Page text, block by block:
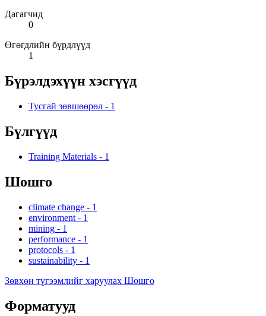
Дагагчид
0
Өгөгдлийн бүрдлүүд
1
Бүрэлдэхүүн хэсгүүд
Тусгай зөвшөөрөл - 1
Бүлгүүд
Training Materials - 1
Шошго
climate change - 1
environment - 1
mining - 1
performance - 1
protocols - 1
sustainability - 1
Зөвхөн түгээмлийг харуулах Шошго
Форматууд